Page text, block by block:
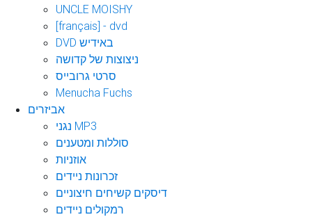
UNCLE MOISHY
[français] - dvd
DVD באידיש
ניצוצות של קדושה
סרטי גרובייס
Menucha Fuchs
אביזרים
נגני MP3
סוללות ומטענים
אוזניות
זכרונות ניידים
דיסקים קשיחים חיצוניים
רמקולים ניידים